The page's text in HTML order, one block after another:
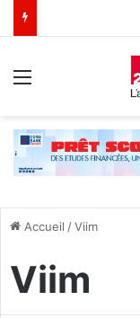
Accueil /Viim
Viim